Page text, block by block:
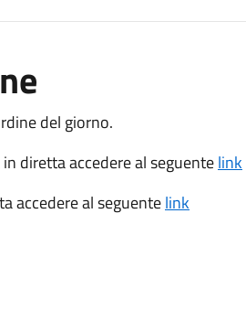
del giorno.
diretta accedere al seguentelink
accedere al seguentelink